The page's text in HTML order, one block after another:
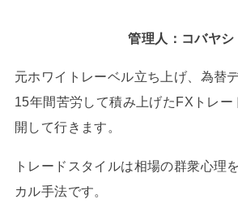
管理人：コバヤシ
元ホワイトレーベル立ち上げ、為替
15年間苦労して積み上げたFXトレー
開して行きます。
トレードスタイルは相場の群衆心理
カル手法です。